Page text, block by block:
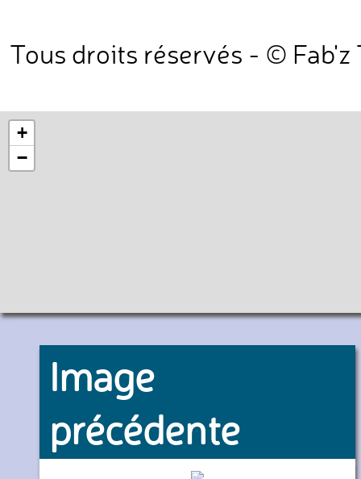
Tous droits réservés - © Fab'z
+
−
Image
précédente